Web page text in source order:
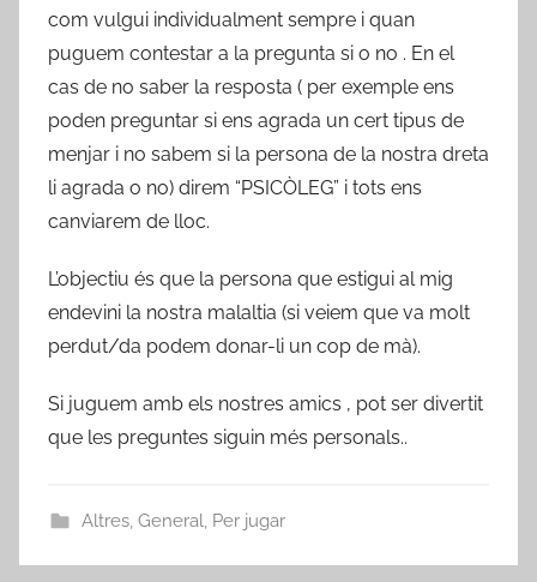
com vulgui individualment sempre i quan
puguem contestar a la pregunta si o no . En el
cas de no saber la resposta ( per exemple ens
poden preguntar si ens agrada un cert tipus de
menjar i no sabem si la persona de la nostra dreta
li agrada o no) direm “PSICÒLEG” i tots ens
canviarem de lloc.
L’objectiu és que la persona que estigui al mig
endevini la nostra malaltia (si veiem que va molt
perdut/da podem donar-li un cop de mà).
Si juguem amb els nostres amics , pot ser divertit
que les preguntes siguin més personals..
Altres, General, Per jugar